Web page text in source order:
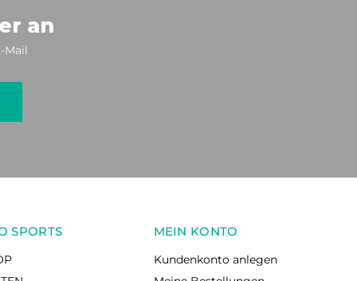
an
Mail
SPORTS MEIN KONTO
Kundenkonto anlegen